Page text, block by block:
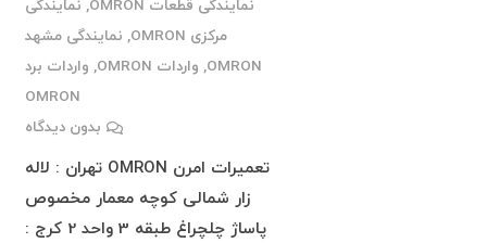
نمایندگی قطعات OMRON
, نمایندگی
مرکزی OMRON
, نمایندگی مشهد
OMRON
, واردات OMRON , واردات برد
OMRON
بدون دیدگاه
تعمیرات امرن OMRON تهران : لاله
زار شمالی کوچه معمار مخصوص
پاساژ چلچراغ طبقه 3 واحد 2 کرج :